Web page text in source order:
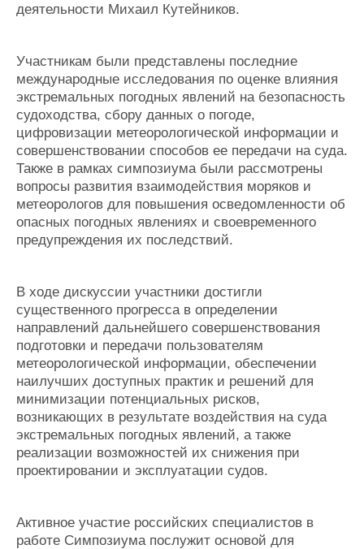
деятельности Михаил Кутейников.
Участникам были представлены последние
международные исследования по оценке влияния
экстремальных погодных явлений на безопасность
судоходства, сбору данных о погоде,
цифровизации метеорологической информации и
совершенствовании способов ее передачи на суда.
Также в рамках симпозиума были рассмотрены
вопросы развития взаимодействия моряков и
метеорологов для повышения осведомленности об
опасных погодных явлениях и своевременного
предупреждения их последствий.
В ходе дискуссии участники достигли
существенного прогресса в определении
направлений дальнейшего совершенствования
подготовки и передачи пользователям
метеорологической информации, обеспечении
наилучших доступных практик и решений для
минимизации потенциальных рисков,
возникающих в результате воздействия на суда
экстремальных погодных явлений, а также
реализации возможностей их снижения при
проектировании и эксплуатации судов.
Активное участие российских специалистов в
работе Симпозиума послужит основой для